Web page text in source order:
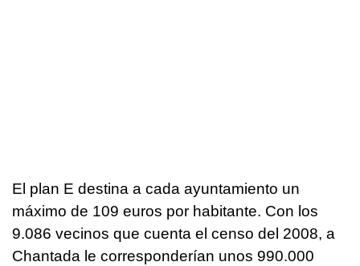
El plan E destina a cada ayuntamiento un
máximo de 109 euros por habitante. Con los
9.086 vecinos que cuenta el censo del 2008, a
Chantada le corresponderían unos 990.000